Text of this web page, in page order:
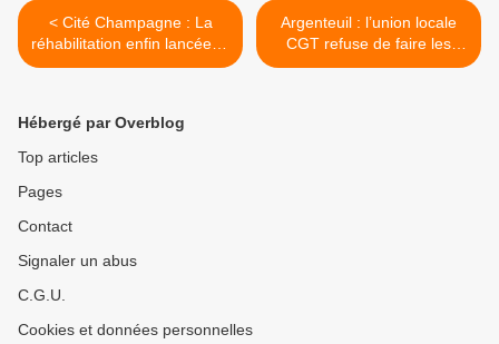
< Cité Champagne : La
réhabilitation enfin lancée et
la lutte contre
Argenteuil : l’union locale
CGT refuse de faire les
frais de la restructuration de
Hébergé par Overblog
Top articles
Pages
Contact
Signaler un abus
C.G.U.
Cookies et données personnelles